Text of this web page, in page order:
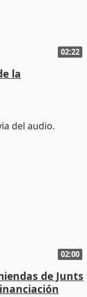
02:22
la
02:00
de Junts